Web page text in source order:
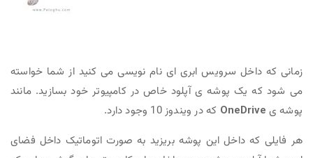
زمانی که داخل سرویس ابری ای نام نویسی می کنید از شما خواسته
می شود که یک پوشه ی آپلود خاص در کامپیوتر خود بسازید. مانند
پوشه ی OneDrive که در ویندوز 10 وجود دارد.
هر فایلی که داخل این پوشه بریزید به صورت اتوماتیک داخل فضای